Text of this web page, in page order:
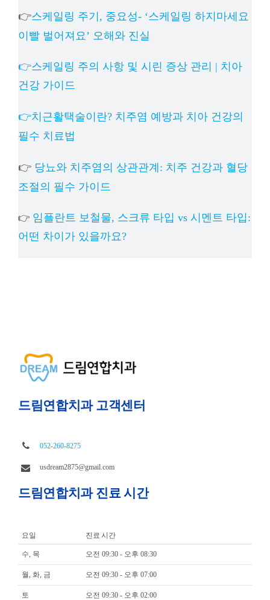
👉스케일링 주기, 중요성- ‘스케일링 하지마세요
이빨 벌어져요’ 오해와 진실
👉스케일링 주의 사항 및 시린 증상 관리 | 치아
건강 가이드
👉치근활택술이란? 치주염 예방과 치아 건강의
필수 치료법
👉 당뇨와 치주염의 상관관계: 치주 건강과 혈당
조절의 필수 가이드
👉 임플란트 보철물, 스크류 타입 vs 시멘트 타입:
어떤 차이가 있을까요?
드림연합치과 고객센터
052-260-8275
usdream2875@gmail.com
드림연합치과 진료 시간
요일 진료 시간
수, 목 오전 09:30 - 오후 08:30
월, 화, 금 오전 09:30 - 오후 07:00
토 오전 09:30 - 오후 02:00